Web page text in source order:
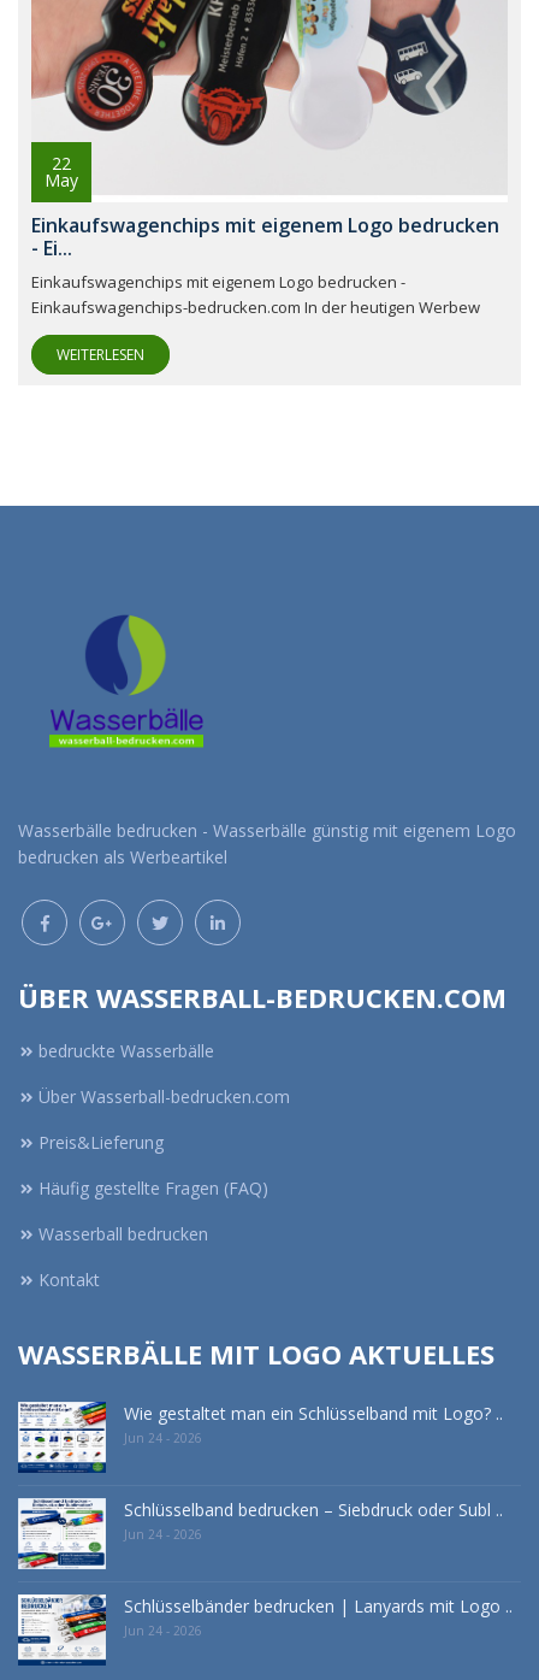
22
May
Einkaufswagenchips mit eigenem Logo bedrucken
- Ei...
Einkaufswagenchips mit eigenem Logo bedrucken -
Einkaufswagenchips-bedrucken.com In der heutigen Werbew
WEITERLESEN
Wasserbälle bedrucken - Wasserbälle günstig mit eigenem Logo
bedrucken als Werbeartikel
ÜBER WASSERBALL-BEDRUCKEN.COM
bedruckte Wasserbälle
Über Wasserball-bedrucken.com
Preis&Lieferung
Häufig gestellte Fragen (FAQ)
Wasserball bedrucken
Kontakt
WASSERBÄLLE MIT LOGO AKTUELLES
Wie gestaltet man ein Schlüsselband mit Logo? ..
Jun 24 - 2026
Schlüsselband bedrucken – Siebdruck oder Subl ..
Jun 24 - 2026
Schlüsselbänder bedrucken | Lanyards mit Logo ..
Jun 24 - 2026